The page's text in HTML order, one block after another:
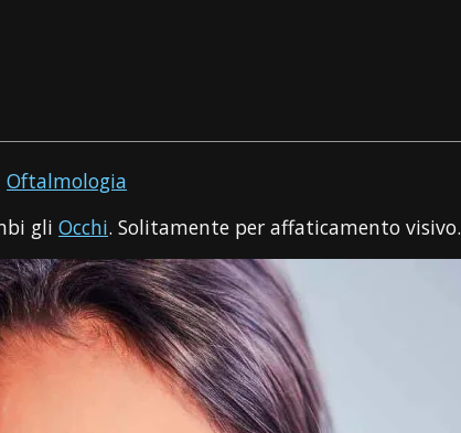
Oftalmologia
gliOcchi. Solitamente per affaticamento visivo.